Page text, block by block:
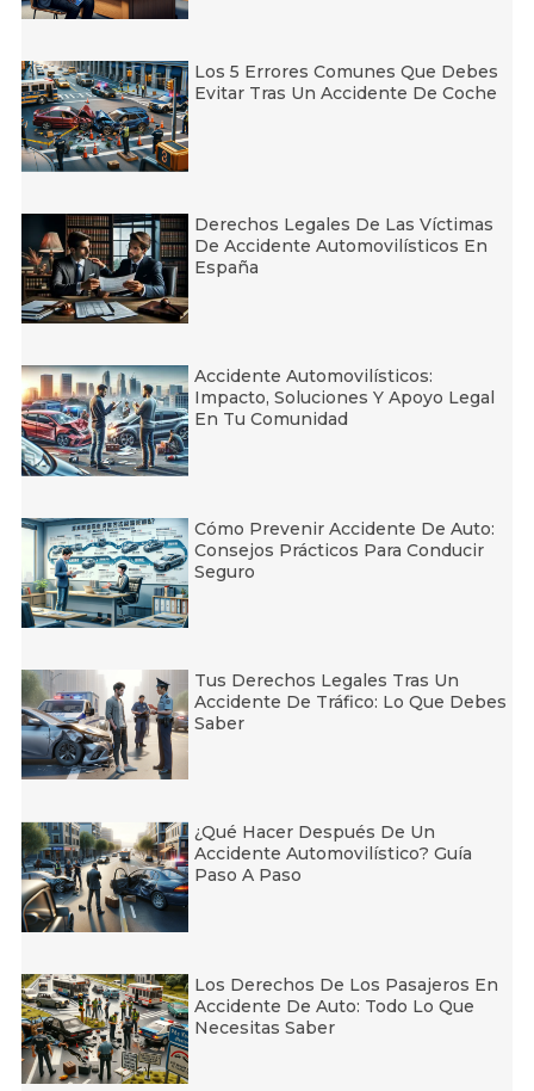
Los 5 Errores Comunes Que Debes
Evitar Tras Un Accidente De Coche
Derechos Legales De Las Víctimas
De Accidente Automovilísticos En
España
Accidente Automovilísticos:
Impacto, Soluciones Y Apoyo Legal
En Tu Comunidad
Cómo Prevenir Accidente De Auto:
Consejos Prácticos Para Conducir
Seguro
Tus Derechos Legales Tras Un
Accidente De Tráfico: Lo Que Debes
Saber
¿Qué Hacer Después De Un
Accidente Automovilístico? Guía
Paso A Paso
Los Derechos De Los Pasajeros En
Accidente De Auto: Todo Lo Que
Necesitas Saber